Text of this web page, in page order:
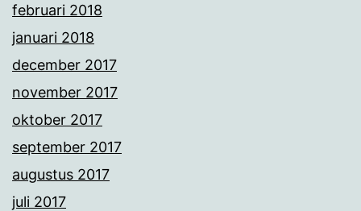
februari 2018
januari 2018
december 2017
november 2017
oktober 2017
september 2017
augustus 2017
juli 2017